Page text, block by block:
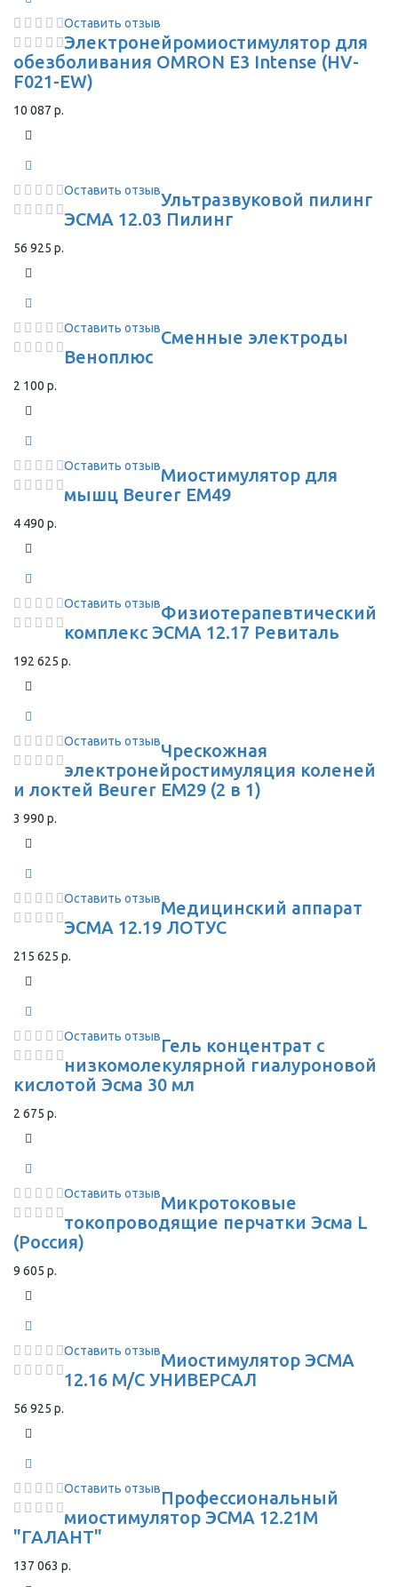
Оставить отзыв
Электронейромиостимулятор для
обезболивания OMRON Е3 Intense (HV-
F021-EW)
10 087 р.
Оставить отзывУльтразвуковой пилинг
ЭСМА 12.03 Пилинг
56 925 р.
Оставить отзывСменные электроды
Веноплюс
2 100 р.
Оставить отзывМиостимулятор для
мышц Beurer EM49
4 490 р.
Оставить отзывФизиотерапевтический
комплекс ЭСМА 12.17 Ревиталь
192 625 р.
Оставить отзывЧрескожная
электронейростимуляция коленей
и локтей Beurer EM29 (2 в 1)
3 990 р.
Оставить отзывМедицинский аппарат
ЭСМА 12.19 ЛОТУС
215 625 р.
Оставить отзывГель концентрат с
низкомолекулярной гиалуроновой
кислотой Эсма 30 мл
2 675 р.
Оставить отзывМикротоковые
токопроводящие перчатки Эсма L
(Россия)
9 605 р.
Оставить отзывМиостимулятор ЭСМА
12.16 М/С УНИВЕРСАЛ
56 925 р.
Оставить отзывПрофессиональный
миостимулятор ЭСМА 12.21М
"ГАЛАНТ"
137 063 р.